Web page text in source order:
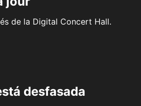
de la Digital Concert Hall.
desfasada